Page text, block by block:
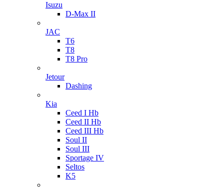
Isuzu
D-Max II
JAC
T6
T8
T8 Pro
Jetour
Dashing
Kia
Ceed I Hb
Ceed II Hb
Ceed III Hb
Soul II
Soul III
Sportage IV
Seltos
K5